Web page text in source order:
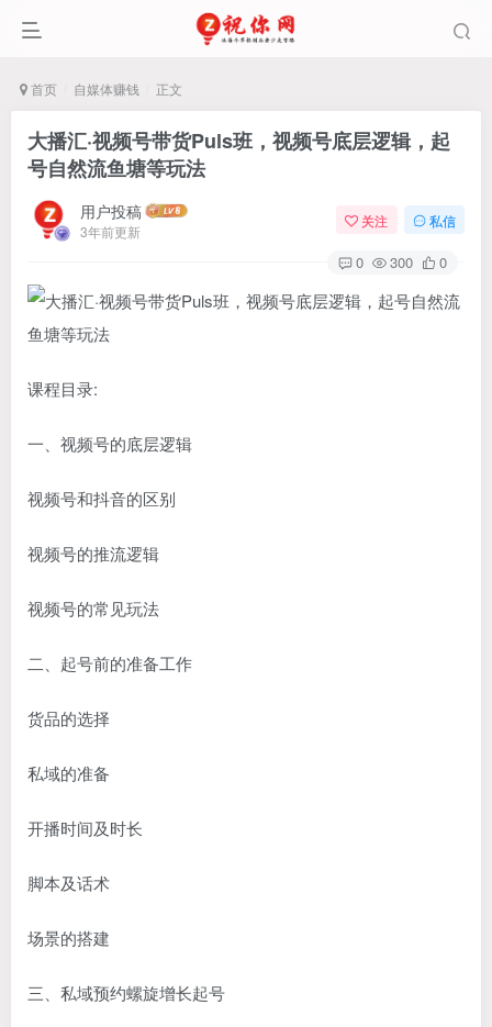
首页 自媒体赚钱 正文
大播汇·视频号带货Puls班，视频号底层逻辑，起
号自然流鱼塘等玩法
用户投稿
3年前更新
关注 私信
0 300 0
课程目录:
一、视频号的底层逻辑
视频号和抖音的区别
视频号的推流逻辑
视频号的常见玩法
二、起号前的准备工作
货品的选择
私域的准备
开播时间及时长
脚本及话术
场景的搭建
三、私域预约螺旋增长起号